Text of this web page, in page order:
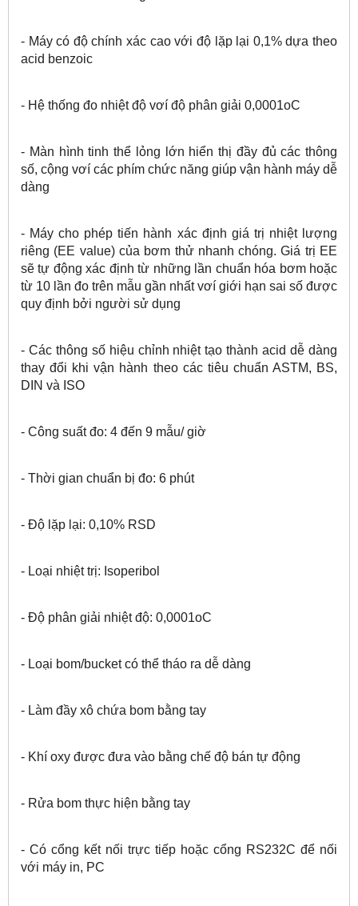
- Máy có độ chính xác cao với độ lặp lại 0,1% dựa theo
acid benzoic
- Hệ thống đo nhiệt độ vơí độ phân giải 0,0001oC
- Màn hình tinh thể lỏng lớn hiển thị đầy đủ các thông
số, cộng vơí các phím chức năng giúp vận hành máy dễ
dàng
- Máy cho phép tiến hành xác định giá trị nhiệt lượng
riêng (EE value) của bơm thử nhanh chóng. Giá trị EE
sẽ tự động xác định từ những lần chuẩn hóa bơm hoặc
từ 10 lần đo trên mẫu gần nhất vơí giới hạn sai số được
quy định bởi người sử dụng
- Các thông số hiệu chỉnh nhiệt tạo thành acid dễ dàng
thay đổi khi vận hành theo các tiêu chuẩn ASTM, BS,
DIN và ISO
- Công suất đo: 4 đến 9 mẫu/ giờ
- Thời gian chuẩn bị đo: 6 phút
- Độ lặp lại: 0,10% RSD
- Loại nhiệt trị: Isoperibol
- Độ phân giải nhiệt độ: 0,0001oC
- Loại bom/bucket có thể tháo ra dễ dàng
- Làm đầy xô chứa bom bằng tay
- Khí oxy được đưa vào bằng chế độ bán tự động
- Rửa bom thực hiện bằng tay
- Có cổng kết nối trực tiếp hoặc cổng RS232C để nối
với máy in, PC